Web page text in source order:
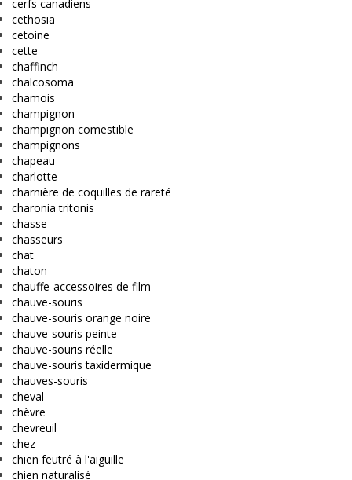
cerfs canadiens
cethosia
cetoine
cette
chaffinch
chalcosoma
chamois
champignon
champignon comestible
champignons
chapeau
charlotte
charnière de coquilles de rareté
charonia tritonis
chasse
chasseurs
chat
chaton
chauffe-accessoires de film
chauve-souris
chauve-souris orange noire
chauve-souris peinte
chauve-souris réelle
chauve-souris taxidermique
chauves-souris
cheval
chèvre
chevreuil
chez
chien feutré à l'aiguille
chien naturalisé